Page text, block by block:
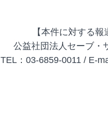
【本件に対する
公益社団法人セーブ・
TEL：03-6859-0011 / E-